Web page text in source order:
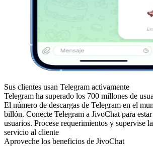
Sus clientes usan Telegram activamente
Telegram ha superado los 700 millones de
El número de descargas de Telegram en el
billón. Conecte Telegram a JivoChat para estar
usuarios. Procese requerimientos y supervise
servicio al cliente
Aproveche los beneficios de JivoChat